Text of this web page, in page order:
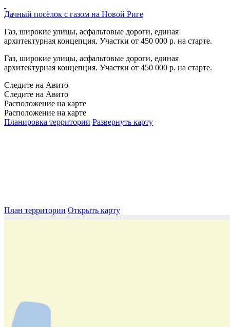
Дачный посёлок с газом на Новой Риге
Газ, широкие улицы, асфальтовые дороги, единая
архитектурная концепция. Участки от 450 000 р. на старте.
Газ, широкие улицы, асфальтовые дороги, единая
архитектурная концепция. Участки от 450 000 р. на старте.
Следите на Авито
Следите на Авито
Расположение на карте
Расположение на карте
Планировка территории Развернуть карту
План территории Открыть карту